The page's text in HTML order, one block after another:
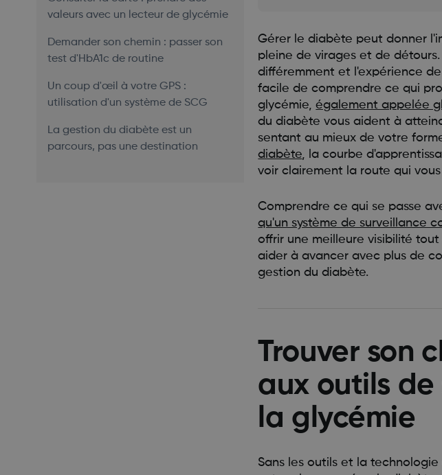
valeurs avec un lecteur de glycémie
Demander son chemin : passer son
test d'HbA1c de routine
Un coup d'œil à votre GPS :
utilisation d'un système de SCG
La gestion du diabète est un
parcours, pas une destination
Gérer le diabète peut donner
pleine de virages et de
différemment et l'expérience
facile de comprendre ce qui
glycémie,également appelée
du diabète vous aident à
sentant au mieux de votre
diabète, la courbe
voir clairement la route qui
Comprendre ce qui se passe
qu'un système de surveillance
offrir une meilleure visibilité
aider à avancer avec plus de
gestion du diabète.
Trouver son
aux outils
la glycémie
Sans les outils et la